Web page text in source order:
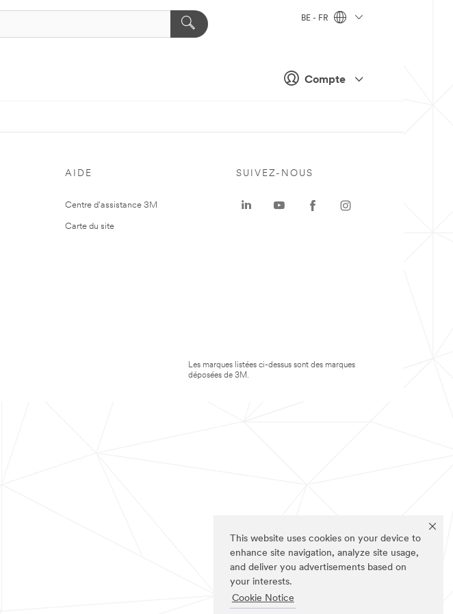
This website uses cookies on your device to
enhance site navigation, analyze site usage,
and deliver you advertisements based on
your interests.
Cookie Notice
Compte
BE - FR
AIDE
Centre d'assistance 3M
Carte du site
SUIVEZ-NOUS
Les marques listées ci-dessus sont des marques
déposées de 3M.